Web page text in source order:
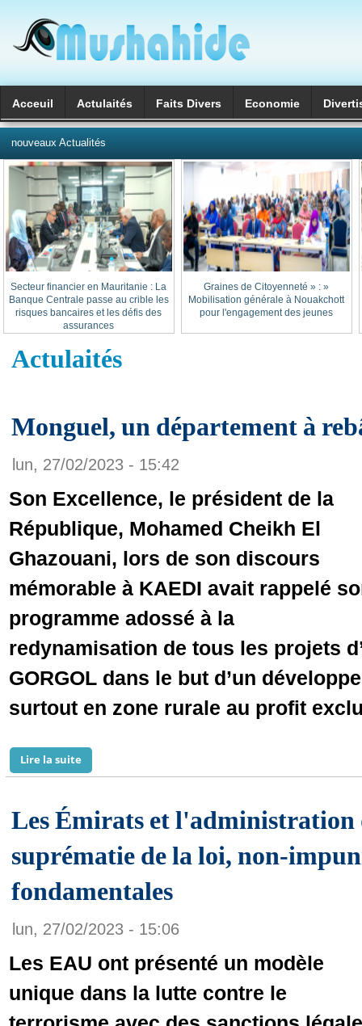
Acceuil Actulaités Faits Divers Economie
nouveaux Actualités
« Graines de Citoyenneté » :
Mobilisation générale à Nouakchott
pour l'engagement des jeunes
Secteur financier en Mauritanie : La
Banque Centrale passe au crible les
risques bancaires et les défis des
assurances
Actulaités
Monguel, un département à
lun, 27/02/2023 - 15:42
Son Excellence, le président de la
République, Mohamed Cheikh El
Ghazouani, lors de son discours
mémorable à KAEDI avait rappelé
programme adossé à la
redynamisation de tous les projets
GORGOL dans le but d’un
surtout en zone rurale au profit
Lire la suite
Les Émirats et l'administration
suprématie de la loi, non-
fondamentales
lun, 27/02/2023 - 15:06
Les EAU ont présenté un modèle
unique dans la lutte contre le